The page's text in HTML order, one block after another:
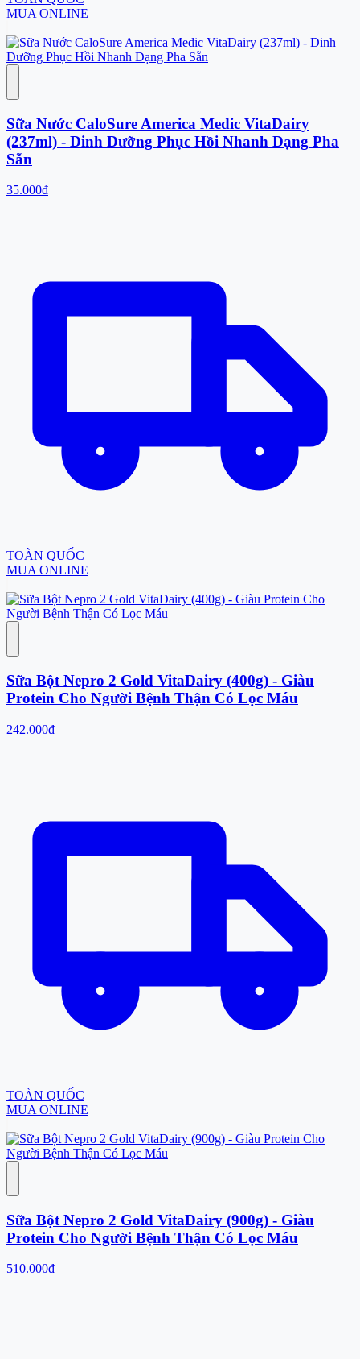
MUA ONLINE
Sữa Nước CaloSure America Medic VitaDairy
(237ml) - Dinh Dưỡng Phục Hồi Nhanh Dạng Pha
Sẵn
35.000đ
TOÀN QUỐC
MUA ONLINE
Sữa Bột Nepro 2 Gold VitaDairy (400g) - Giàu
Protein Cho Người Bệnh Thận Có Lọc Máu
242.000đ
TOÀN QUỐC
MUA ONLINE
Sữa Bột Nepro 2 Gold VitaDairy (900g) - Giàu
Protein Cho Người Bệnh Thận Có Lọc Máu
510.000đ